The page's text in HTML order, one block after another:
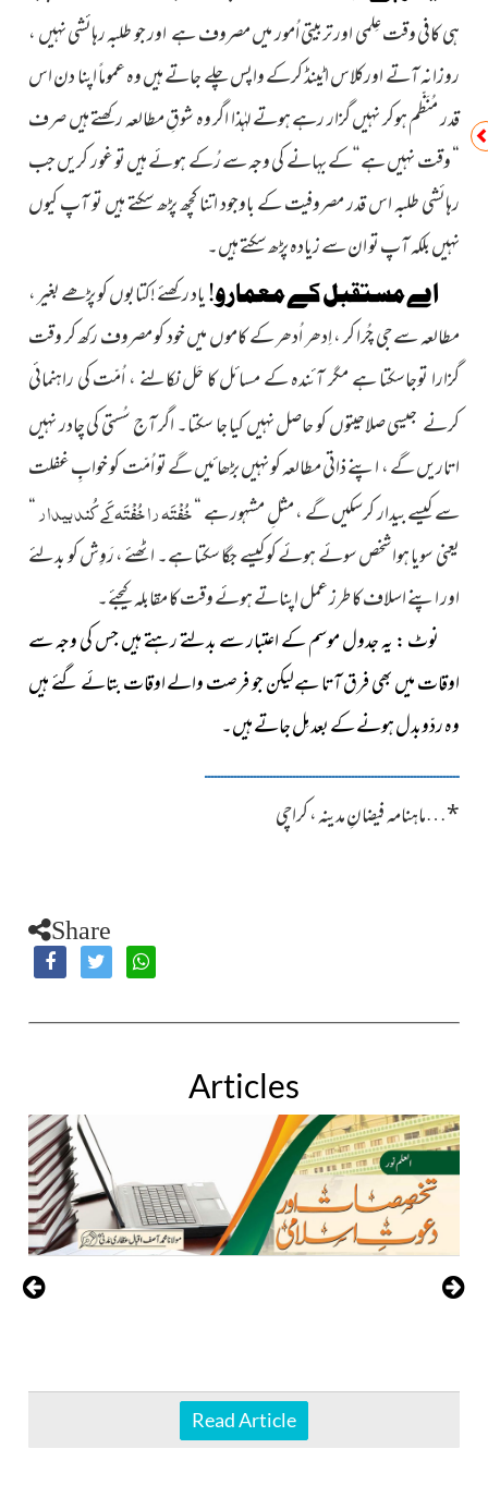
ہی کافی وقت عِلمی اور تربیتی اُمور میں مصروف ہےاور جو طلبہ رہائشی نہیں ،
روزانہ آتے اورکلاس اٹینڈ کرکے واپس چلے جاتے ہیں وہ عموماً اپنا دن اس
قدر مُنَظّم ہوکر نہیں گزار رہے ہوتے لہٰذا اگر وہ شوقِ مطالعہ رکھتے ہیں صرف
“ وقت نہیں ہے ‘‘کے بہانے کی وجہ سے رُکے ہوئے ہیں تو غور کریں جب
رہائشی طلبہ اس قدر مصروفیت کے باوجود اتنا کچھ پڑھ سکتے ہیں تو آپ کیوں
نہیں بلکہ آپ تو ان سے زیادہ پڑھ سکتے ہیں۔
اے مستقبل کے معمارو!یاد رکھئے !کتابوں کو پڑھے بغیر ،
مطالعہ سے جی چُرا کر ، اِدھر اُدھر کے کاموں میں خود کو مصروف رکھ کر وقت
گزارا توجاسکتا ہے مگر آئندہ کے مسائل کا حَل نکالنے ، اُمّت کی راہنمائی
کرنےجیسی صلاحیتوں کو حاصل نہیں کیا جا سکتا۔ اگر آج سُستی کی چادر نہیں
اتاریں گے ، اپنے ذاتی مطالعہ کو نہیں بڑھائیں گے تو اُمّت کو خوابِِ غفلت
سے کیسے بیدار کرسکیں گے ، مثلِ مشہور ہے “خُفْتَہ را خُفْتَہ کَے کُند بیدار“
یعنی سویا ہوا شخص سوئے ہوئے کو کیسے جگا سکتا ہے۔ اٹھئے ، رَوِش کو بدلئے
اور اپنے اسلاف کا طرز عمل اپناتے ہوئے وقت کا مقابلہ کیجئے۔
نوٹ : یہ جدول موسم کے اعتبار سے بدلتے رہتے ہیں جس کی وجہ سے
اوقات میں بھی فرق آتا ہےلیکن جو فرصت والے اوقات بتائے گئے ہیں
وہ ردّوبدل ہونے کے بعد مِل جاتے ہیں۔
ــــــــــــــــــــــــــــــــــــــــــــــــــــــــــــــــــــــــــــــ
*
…ماہنامہ فیضانِ مدینہ ، کراچی
Share
Articles
Read Article